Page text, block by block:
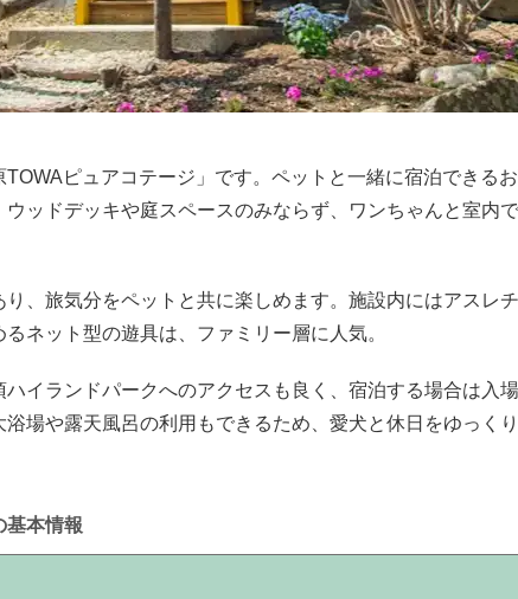
ピュアコテージ」です。ペットと一緒に宿泊できる
ッドデッキや庭スペースのみならず、ワンちゃんと室内
、旅気分をペットと共に楽しめます。施設内にはアスレ
ネット型の遊具は、ファミリー層に人気。
イランドパークへのアクセスも良く、宿泊する場合は入
場や露天風呂の利用もできるため、愛犬と休日をゆっく
基本情報